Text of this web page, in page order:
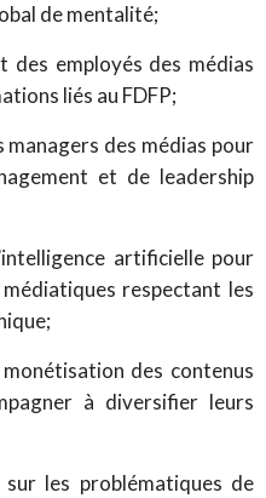
de mentalité;
des employés des médias
liés au FDFP;
des médias pour
et de leadership
artificielle pour
respectant les
des contenus
à diversifier leurs
les problématiques de